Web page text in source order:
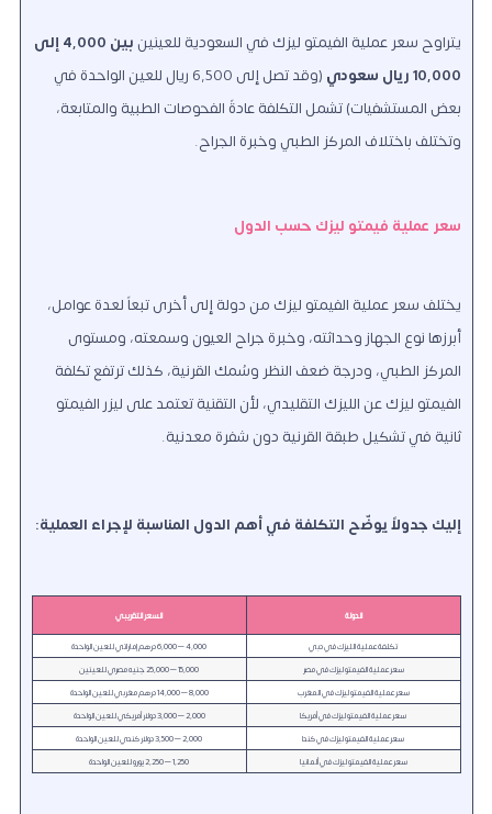
يتراوح سعر عملية الفيمتو ليزك في السعودية للعينين
بين 4,000 إلى
10,000 ريال سعودي
(وقد تصل إلى 6,500 ريال للعين الواحدة في
بعض المستشفيات) تشمل التكلفة عادةً الفحوصات الطبية والمتابعة،
وتختلف باختلاف المركز الطبي وخبرة الجراح.
سعر عملية فيمتو ليزك حسب الدول
يختلف سعر عملية الفيمتو ليزك من دولة إلى أخرى تبعاً لعدة عوامل،
أبرزها نوع الجهاز وحداثته، وخبرة جراح العيون وسمعته، ومستوى
المركز الطبي، ودرجة ضعف النظر وسُمك القرنية، كذلك ترتفع تكلفة
الفيمتو ليزك عن الليزك التقليدي، لأن التقنية تعتمد على ليزر الفيمتو
ثانية في تشكيل طبقة القرنية دون شفرة معدنية.
إليك جدولاً يوضّح التكلفة في أهم الدول المناسبة لإجراء العملية:
الدولة
السعر التقريبي
تكلفة عملية الليزك في دبي
4,000 – 6,000 درهم إماراتي للعين الواحدة
سعر عملية الفيمتو ليزك في مصر
15,000 – 25,000 جنيه مصري للعينين
سعر عملية الفيمتو ليزك في المغرب
8,000 – 14,000 درهم مغربي للعين الواحدة
سعر عملية الفيمتو ليزك في أمريكا
2,000 – 3,000 دولار أمريكي للعين الواحدة
سعر عملية الفيمتو ليزك في كندا
2,000 – 3,500 دولار كندي للعين الواحدة
سعر عملية الفيمتو ليزك في ألمانيا
1,250 – 2,250 يورو للعين الواحدة